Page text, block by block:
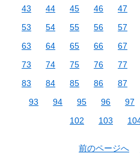
43
44 45 46 47
53
54 55 56 57
63
64 65 66 67
73
74 75 76 77
83
84 85 86 87
93
94 95 96 97
102
103
前のページへ